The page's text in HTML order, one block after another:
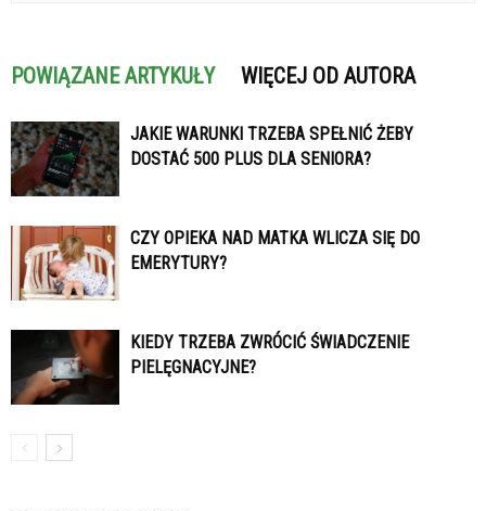
POWIĄZANE ARTYKUŁY WIĘCEJ OD AUTORA
JAKIE WARUNKI TRZEBA SPEŁNIĆ ŻEBY
DOSTAĆ 500 PLUS DLA SENIORA?
CZY OPIEKA NAD MATKA WLICZA SIĘ DO
EMERYTURY?
KIEDY TRZEBA ZWRÓCIĆ ŚWIADCZENIE
PIELĘGNACYJNE?